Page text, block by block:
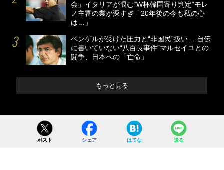
会」イタリアが恨む“W杯韓国寄り判定”モレ
ノ主審の業が深すぎ「20年後の今も私の心
は…」
ベンゲルが受けた圧力と“非国民”扱い… 自伝
に書いていない“八百長事件”マルセイユとの
闘争、日本への「亡命」
もっと見る
ポスト シェア はてな 送る